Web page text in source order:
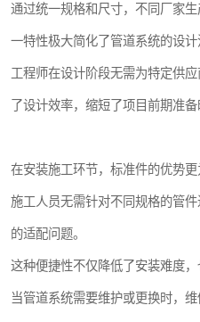
通过统一规格和尺寸，不同厂家
一特性极大简化了管道系统的设计
工程师在设计阶段无需为特定供
了设计效率，缩短了项目前期准备
在安装施工环节，标准件的优势更
施工人员无需针对不同规格的管
的适配问题。
这种便捷性不仅降低了安装难度，
当管道系统需要维护或更换时，